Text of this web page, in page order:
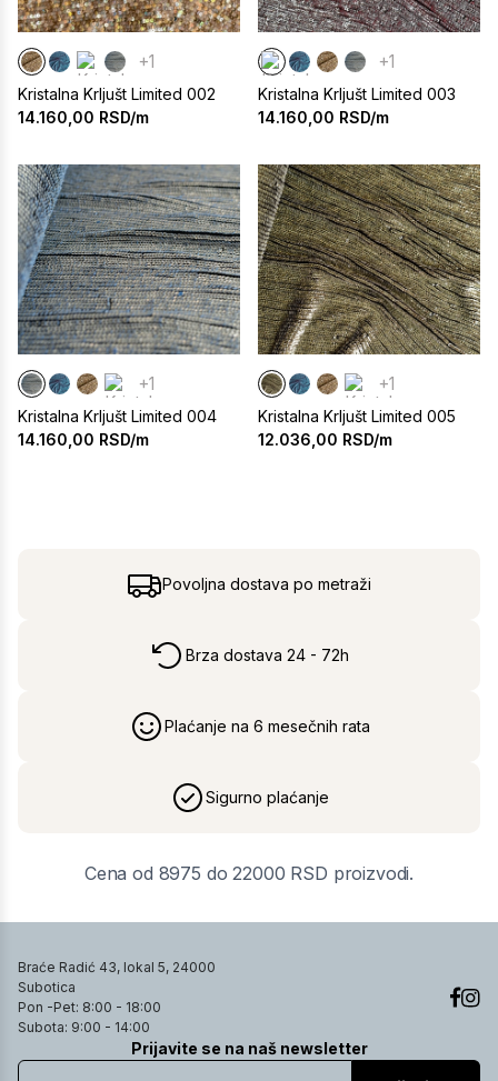
+1
Kristalna Krljušt Limited 002
14.160,00 RSD/m
+1
Kristalna Krljušt Limited 003
14.160,00 RSD/m
+1
Kristalna Krljušt Limited 004
14.160,00 RSD/m
+1
Kristalna Krljušt Limited 005
12.036,00 RSD/m
Povoljna dostava po metraži
Brza dostava 24 - 72h
Plaćanje na 6 mesečnih rata
Sigurno plaćanje
Cena od 8975 do 22000 RSD proizvodi.
Braće Radić 43, lokal 5, 24000
Subotica
Pon -Pet: 8:00 - 18:00
Subota: 9:00 - 14:00
Prijavite se na naš newsletter